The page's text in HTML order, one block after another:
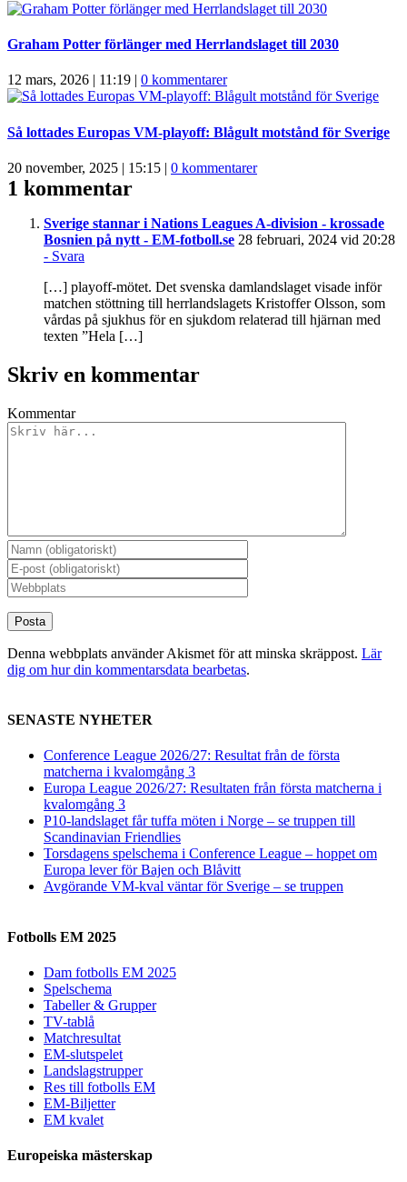
Graham Potter förlänger med Herrlandslaget till 2030
12 mars, 2026 | 11:19 0 kommentarer
Så lottades Europas VM-playoff: Blågult motstånd för Sverige
20 november, 2025 | 15:15 | 0 kommentarer
1 kommentar
Sverige stannar i Nations Leagues A-division - krossade
Bosnien på nytt - EM-fotboll.se 28 februari, 2024 vid 20:28
- Svara
[…] playoff-mötet. Det svenska damlandslaget visade inför
matchen stöttning till herrlandslagets Kristoffer Olsson, som
vårdas på sjukhus för en sjukdom relaterad till hjärnan med
texten ”Hela […]
Skriv en kommentar
Kommentar
Denna webbplats använder Akismet för att minska skräppost. Lär
dig om hur din kommentarsdata bearbetas.
SENASTE NYHETER
Conference League 2026/27: Resultat från de första
matcherna i kvalomgång 3
Europa League 2026/27: Resultaten från första matcherna i
kvalomgång 3
P10-landslaget får tuffa möten i Norge – se truppen till
Scandinavian Friendlies
Torsdagens spelschema i Conference League – hoppet om
Europa lever för Bajen och Blåvitt
Avgörande VM-kval väntar för Sverige – se truppen
Fotbolls EM 2025
Dam fotbolls EM 2025
Spelschema
Tabeller & Grupper
TV-tablå
Matchresultat
EM-slutspelet
Landslagstrupper
Res till fotbolls EM
EM-Biljetter
EM kvalet
Europeiska mästerskap